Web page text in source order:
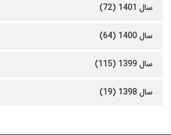
سال 1401 (72)
سال 1400 (64)
سال 1399 (115)
سال 1398 (19)